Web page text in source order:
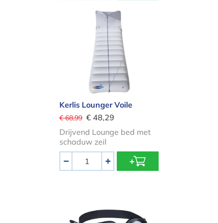
Kerlis Lounger Voile
Kerlis Lounger Voile
€ 68,99 € 48,29
Drijvend Lounge bed met
schaduw zeil
+